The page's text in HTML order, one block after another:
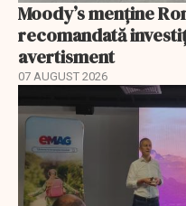
Moody’s menține
recomandată
avertisment
07 AUGUST 2026